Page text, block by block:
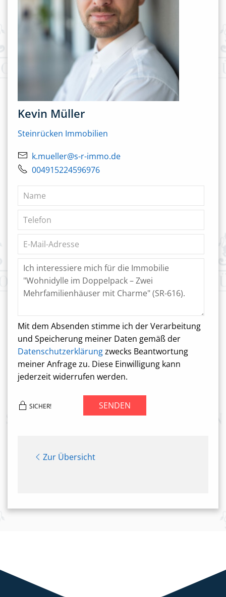
Kevin Müller
Steinrücken Immobilien
k.mueller@s-r-immo.de
004915224596976
Mit dem Absenden stimme ich der Verarbeitung
und Speicherung meiner Daten gemäß der
Datenschutzerklärungzwecks Beantwortung
meiner Anfrage zu. Diese Einwilligung kann
jederzeit widerrufen werden.
SICHER! SENDEN
Zur Übersicht